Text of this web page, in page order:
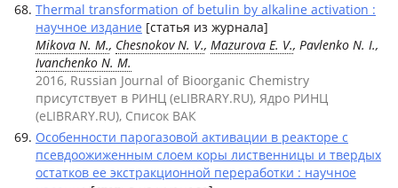
Thermal transformation of betulin by alkaline activation :
научное издание [статья из журнала]
Mikova N. M., Chesnokov N. V., Mazurova E. V., Pavlenko N. I.,
Ivanchenko N. M.
2016, Russian Journal of Bioorganic Chemistry
присутствует в РИНЦ (eLIBRARY.RU), Ядро РИНЦ
(eLIBRARY.RU), Список ВАК
Особенности парогазовой активации в реакторе с
псевдоожиженным слоем коры лиственницы и твердых
остатков ее экстракционной переработки : научное